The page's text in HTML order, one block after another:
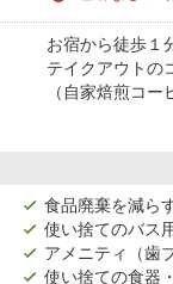
お宿から徒歩１
テイクアウトの
（自家焙煎コ
食品廃棄を減ら
使い捨てのバス
アメニティ（歯
使い捨ての食器